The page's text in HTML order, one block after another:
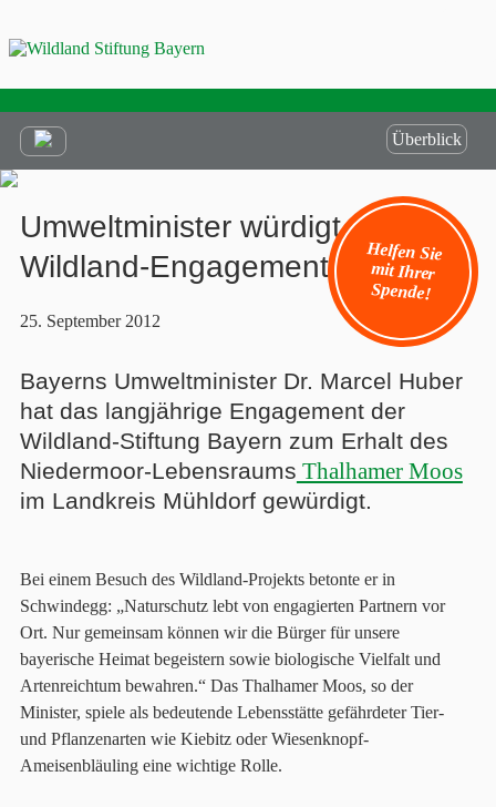
Helfen Sie
mit Ihrer
Spende!
Überblick
Umweltminister würdigt
Wildland-Engagement
25. September 2012
Bayerns Umweltminister Dr. Marcel Huber
hat das langjährige Engagement der
Wildland-Stiftung Bayern zum Erhalt des
Niedermoor-Lebensraums Thalhamer Moos
im Landkreis Mühldorf gewürdigt.
Bei einem Besuch des Wildland-Projekts betonte er in
Schwindegg: „Naturschutz lebt von engagierten Partnern vor
Ort. Nur gemeinsam können wir die Bürger für unsere
bayerische Heimat begeistern sowie biologische Vielfalt und
Artenreichtum bewahren.“ Das Thalhamer Moos, so der
Minister, spiele als bedeutende Lebensstätte gefährdeter Tier-
und Pflanzenarten wie Kiebitz oder Wiesenknopf-
Ameisenbläuling eine wichtige Rolle.